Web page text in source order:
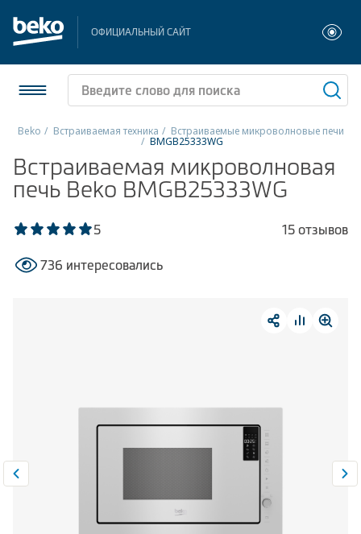
ОФИЦИАЛЬНЫЙ САЙТ
Холодильники и морозильники
Стиральные и сушильные машины
Посудомоечные машины
Плиты
Beko Встраиваемая техника Встраиваемые микроволновые печи
BMGB25333WG
Встраиваемая микроволновая
печь Beko BMGB25333WG
5 15 отзывов
736 интересовались